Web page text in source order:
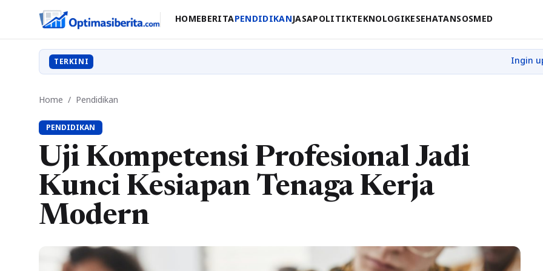
HOMEBERITAPENDIDIKANJASAPOLITIKTEKNOLOGIKESEHATANSOSMED
TERKINI
Home / Pendidikan
PENDIDIKAN
Uji Kompetensi Profesional Jadi
Kunci Kesiapan Tenaga Kerja
Modern